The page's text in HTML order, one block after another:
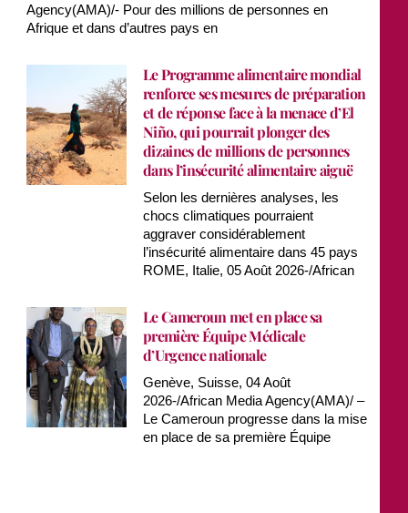
Agency(AMA)/- Pour des millions de personnes en
Afrique et dans d’autres pays en
Le Programme alimentaire mondial
renforce ses mesures de préparation
et de réponse face à la menace d’El
Niño, qui pourrait plonger des
dizaines de millions de personnes
dans l’insécurité alimentaire aiguë
Selon les dernières analyses, les
chocs climatiques pourraient
aggraver considérablement
l’insécurité alimentaire dans 45 pays
ROME, Italie, 05 Août 2026-/African
Le Cameroun met en place sa
première Équipe Médicale
d’Urgence nationale
Genève, Suisse, 04 Août
2026-/African Media Agency(AMA)/ –
Le Cameroun progresse dans la mise
en place de sa première Équipe